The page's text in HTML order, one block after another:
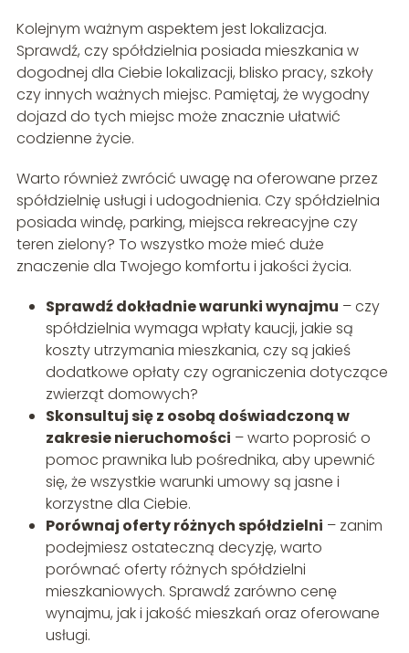
Kolejnym ważnym aspektem jest lokalizacja.
Sprawdź, czy spółdzielnia posiada mieszkania w
dogodnej dla Ciebie lokalizacji, blisko pracy, szkoły
czy innych ważnych miejsc. Pamiętaj, że wygodny
dojazd do tych miejsc może znacznie ułatwić
codzienne życie.
Warto również zwrócić uwagę na oferowane przez
spółdzielnię usługi i udogodnienia. Czy spółdzielnia
posiada windę, parking, miejsca rekreacyjne czy
teren zielony? To wszystko może mieć duże
znaczenie dla Twojego komfortu i jakości życia.
Sprawdź dokładnie warunki wynajmu – czy
spółdzielnia wymaga wpłaty kaucji, jakie są
koszty utrzymania mieszkania, czy są jakieś
dodatkowe opłaty czy ograniczenia dotyczące
zwierząt domowych?
Skonsultuj się z osobą doświadczoną w
zakresie nieruchomości – warto poprosić o
pomoc prawnika lub pośrednika, aby upewnić
się, że wszystkie warunki umowy są jasne i
korzystne dla Ciebie.
Porównaj oferty różnych spółdzielni – zanim
podejmiesz ostateczną decyzję, warto
porównać oferty różnych spółdzielni
mieszkaniowych. Sprawdź zarówno cenę
wynajmu, jak i jakość mieszkań oraz oferowane
usługi.